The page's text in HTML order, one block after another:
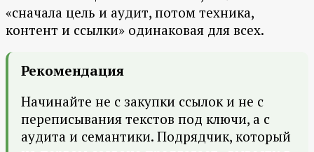
«сначала цель и аудит, потом техника,
контент и ссылки» одинаковая для всех.
Рекомендация
Начинайте не с закупки ссылок и не с
переписывания текстов под ключи, а с
аудита и семантики. Подрядчик, который